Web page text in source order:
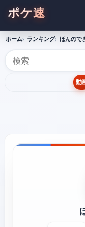
ポケ速
ホーム ランキング ほんので
動